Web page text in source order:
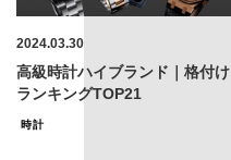
2024.03.30
高級時計ハイブランド｜格付け
ランキングTOP21
時計